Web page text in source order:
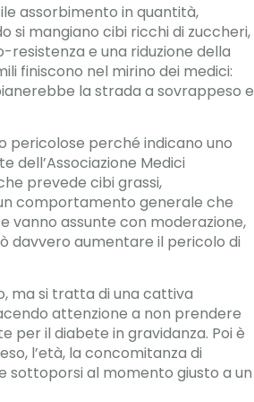
assorbimento in quantità,
si mangiano cibi ricchi di zuccheri,
e una riduzione della
finiscono nel mirino dei medici:
la strada a sovrappeso e
pericolose perché indicano uno
dell’Associazione Medici
prevede cibi grassi,
comportamento generale che
vanno assunte con moderazione,
davvero aumentare il pericolo di
ma si tratta di una cattiva
attenzione a non prendere
il diabete in gravidanza. Poi è
l’età, la concomitanza di
sottoporsi al momento giusto a un